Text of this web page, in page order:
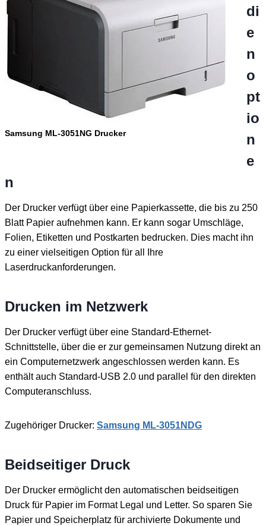
Samsung ML-3051NG Drucker
di
e
n
o
pt
io
n
e
n
Der Drucker verfügt über eine Papierkassette, die bis zu 250
Blatt Papier aufnehmen kann. Er kann sogar Umschläge,
Folien, Etiketten und Postkarten bedrucken. Dies macht ihn
zu einer vielseitigen Option für all Ihre
Laserdruckanforderungen.
Drucken im Netzwerk
Der Drucker verfügt über eine Standard-Ethernet-
Schnittstelle, über die er zur gemeinsamen Nutzung direkt an
ein Computernetzwerk angeschlossen werden kann. Es
enthält auch Standard-USB 2.0 und parallel für den direkten
Computeranschluss.
Zugehöriger Drucker: Samsung ML-3051NDG
Beidseitiger Druck
Der Drucker ermöglicht den automatischen beidseitigen
Druck für Papier im Format Legal und Letter. So sparen Sie
Papier und Speicherplatz für archivierte Dokumente und